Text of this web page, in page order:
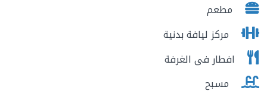
مطعم
مركز ليافة بدنية
افطار فى الغرفة
مسبح